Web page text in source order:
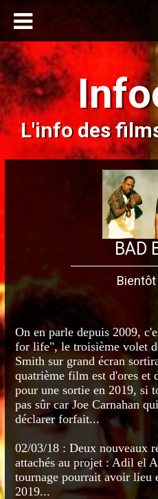
L'info des
BAD
Bientôt
On en parle depuis 2009,
for life", le troisième volet
Smith sur grand écran
quatrième film est d'ores et
pour une sortie en 2019, si
pas sûr car Joe Carnahan
déclarer forfait...
02/03/18 : Deux nouveaux
attachés au projet : Adil el
tournage pourrait avoir lieu
2019...